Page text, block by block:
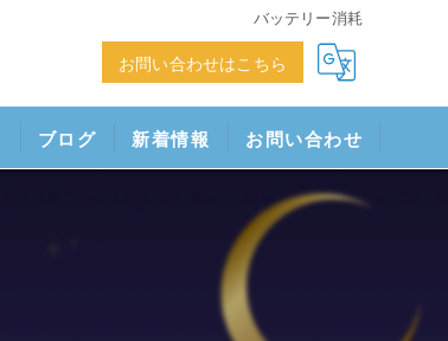
バッテリー消耗
お問い合わせはこちら
ブログ 新着情報 お問い合わせ